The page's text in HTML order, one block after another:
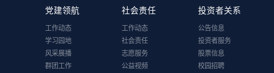
党建领航
工作动态
学习园地
风采展播
群团工作
社会责任
工作动态
社会责任
志愿服务
公益视频
投资者关系
公告信息
投资者服务
股票信息
校园招聘